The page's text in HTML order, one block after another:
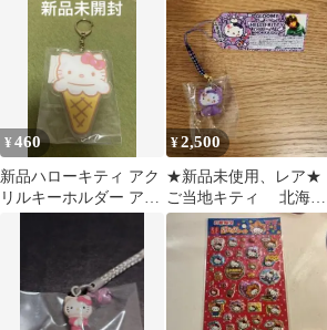
¥460
新品ハローキティ アク
リルキーホルダー アイ
¥2,500
★新品未使用、レア★
ご当地キティ 北海道
限定 グルーミー ハロ
ーキティ